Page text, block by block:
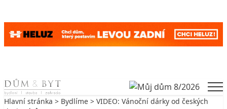
Skip to content
Hlavní stránka > Bydlíme > VIDEO: Vánoční dárky od českých